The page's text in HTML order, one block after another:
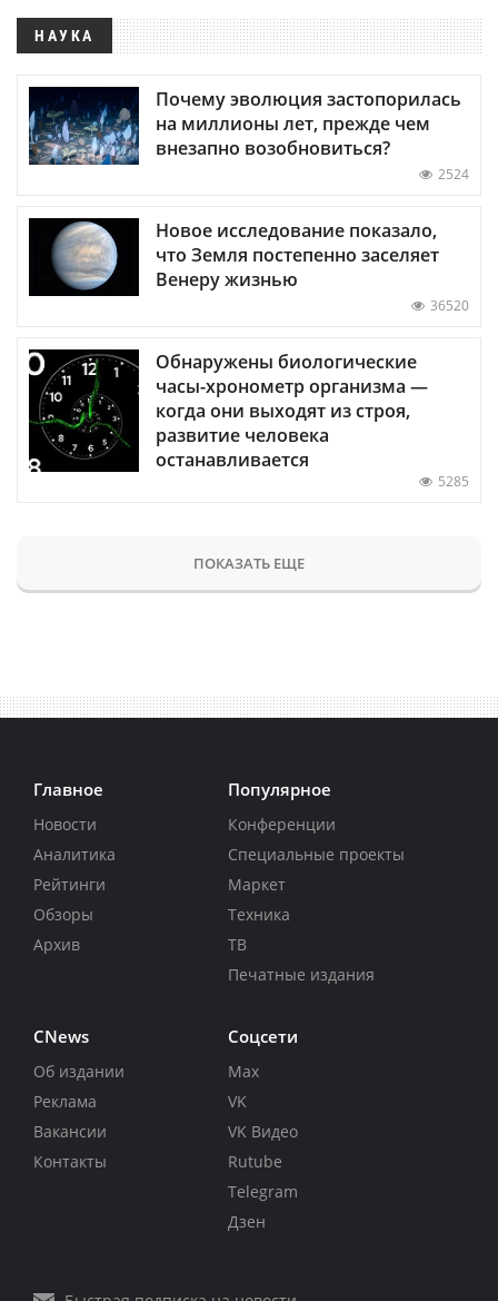
НАУКА
Почему эволюция застопорилась
на миллионы лет, прежде чем
внезапно возобновиться?
2524
Новое исследование показало,
что Земля постепенно заселяет
Венеру жизнью
36520
Обнаружены биологические
часы-хронометр организма —
когда они выходят из строя,
развитие человека
останавливается
5285
ПОКАЗАТЬ ЕЩЕ
Главное
Новости
Аналитика
Рейтинги
Обзоры
Архив
Популярное
Конференции
Специальные проекты
Маркет
Техника
ТВ
Печатные издания
CNews
Об издании
Реклама
Вакансии
Контакты
Соцсети
Max
VK
VK Видео
Rutube
Telegram
Дзен